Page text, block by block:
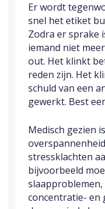
Er wordt
snel het etiket
Zodra er sprake
iemand niet
out. Het klinkt
reden zijn. Het
schuld van een
gewerkt. Best
Medisch gezien
stressklachten
bijvoorbeeld
concentratie- en